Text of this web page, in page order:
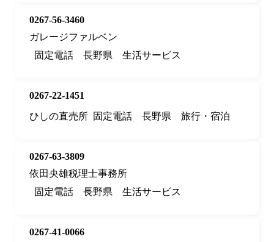
0267-56-3460
ガレージファルベン
固定電話
長野県 生活サービス
0267-22-1451
ひしの直売所 固定電話 長野県 旅行・宿泊
0267-63-3809
依田央雄税理士事務所
固定電話
長野県 生活サービス
0267-41-0066